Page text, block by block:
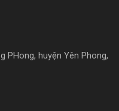
PHong, huyện Yên Phong,